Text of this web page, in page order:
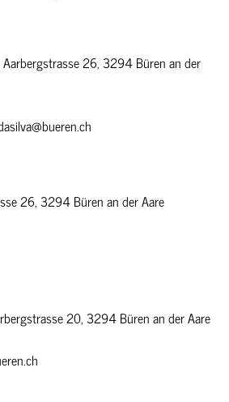
Aarbergstrasse 26, 3294 Büren an der
26, 3294 Büren an der Aare
20, 3294 Büren an der Aare